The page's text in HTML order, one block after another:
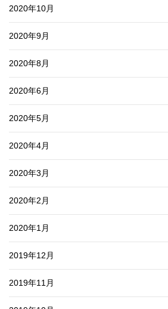
2020年10月
2020年9月
2020年8月
2020年6月
2020年5月
2020年4月
2020年3月
2020年2月
2020年1月
2019年12月
2019年11月